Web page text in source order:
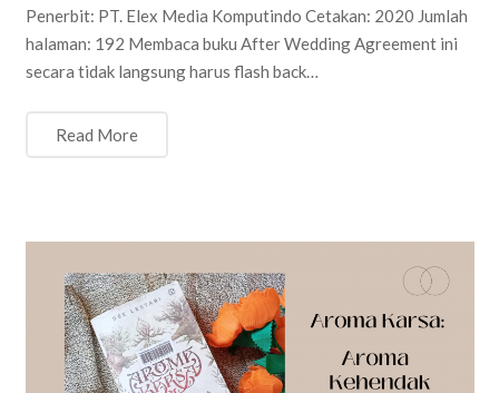
Penerbit: PT. Elex Media Komputindo Cetakan: 2020 Jumlah
halaman: 192 Membaca buku After Wedding Agreement ini
secara tidak langsung harus flash back…
Read More